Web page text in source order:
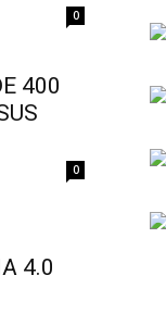
0
400
0
4.0